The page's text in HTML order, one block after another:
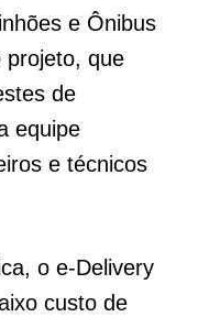
e Ônibus
projeto, que
de
equipe
e técnicos
o e-Delivery
custo de